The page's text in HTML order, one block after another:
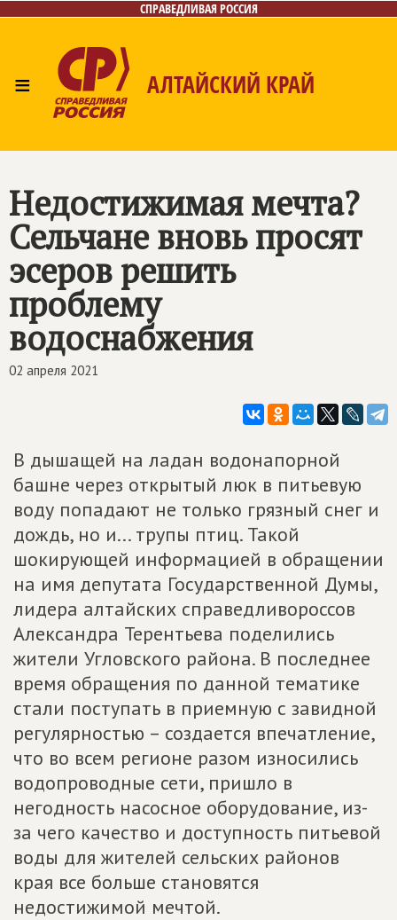
СПРАВЕДЛИВАЯ РОССИЯ
≡ АЛТАЙСКИЙ КРАЙ
Недостижимая мечта?
Сельчане вновь просят
эсеров решить
проблему
водоснабжения
02 апреля 2021
В дышащей на ладан водонапорной
башне через открытый люк в питьевую
воду попадают не только грязный снег и
дождь, но и... трупы птиц. Такой
шокирующей информацией в обращении
на имя депутата Государственной Думы,
лидера алтайских справедливороссов
Александра Терентьева поделились
жители Угловского района. В последнее
время обращения по данной тематике
стали поступать в приемную с завидной
регулярностью – создается впечатление,
что во всем регионе разом износились
водопроводные сети, пришло в
негодность насосное оборудование, из-
за чего качество и доступность питьевой
воды для жителей сельских районов
края все больше становятся
недостижимой мечтой.